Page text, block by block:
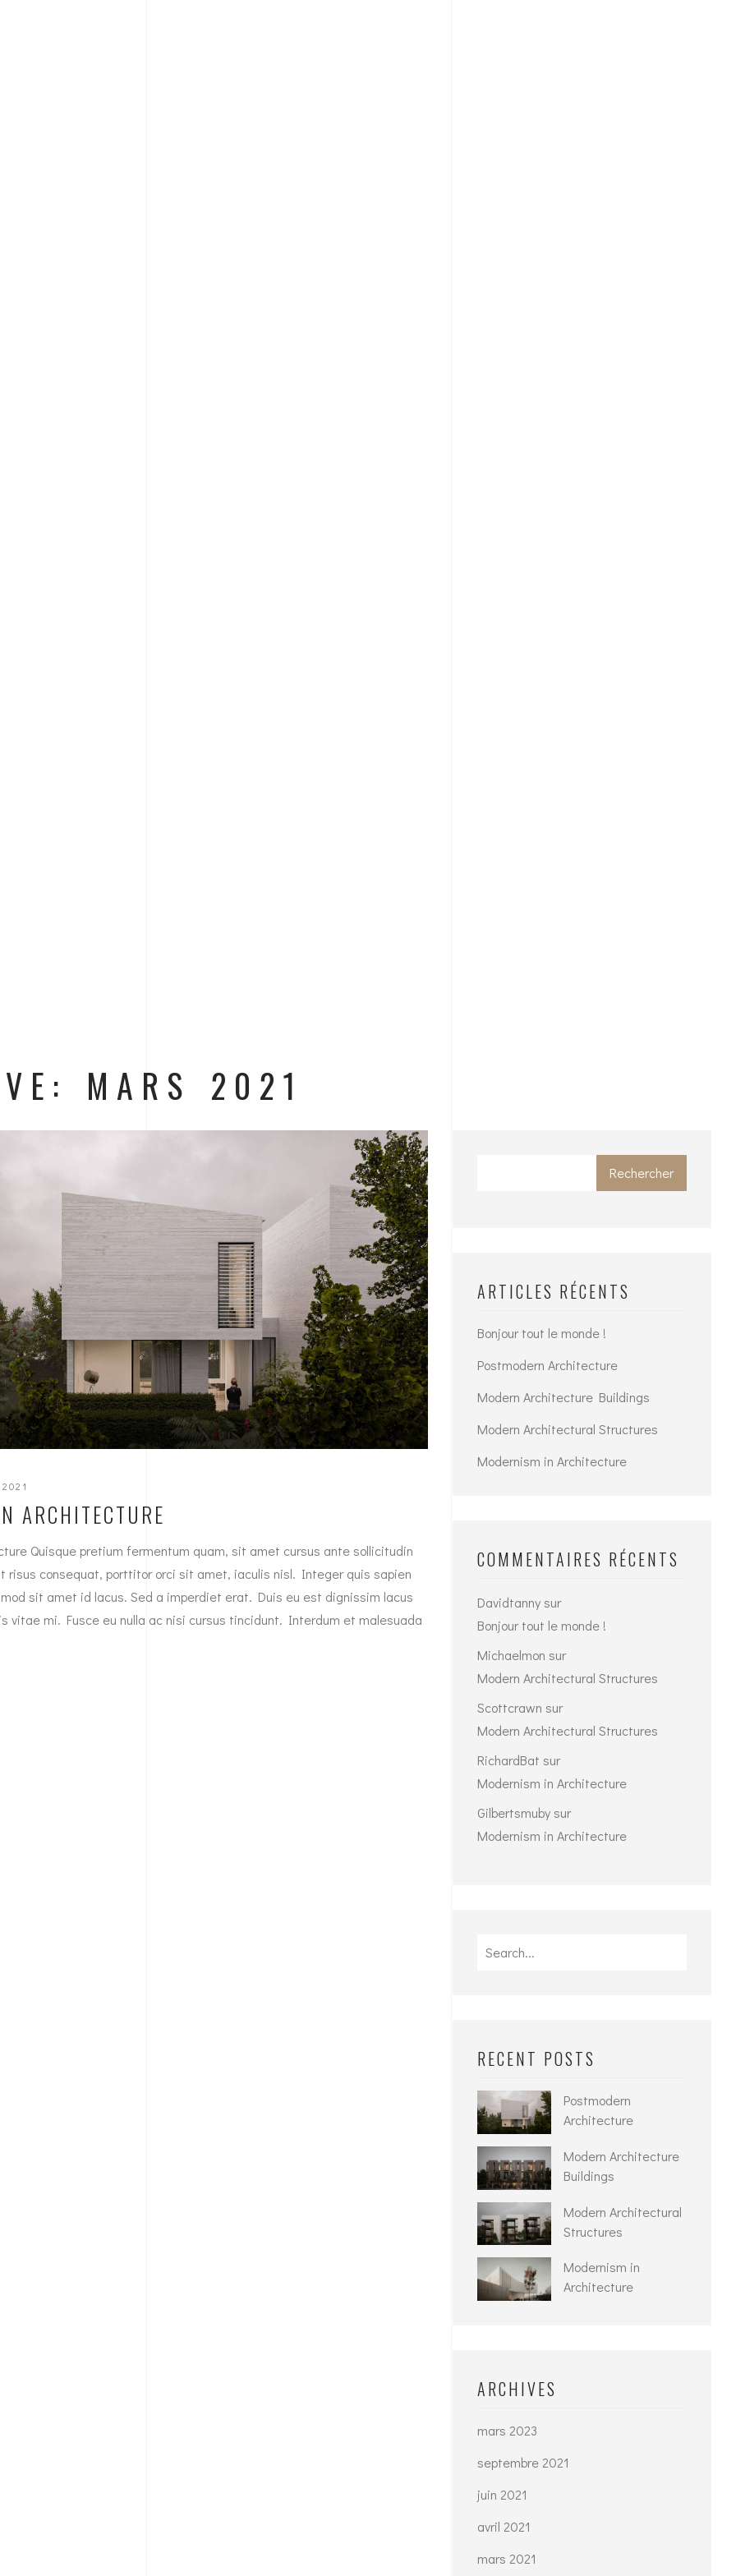
MARS 2021
ARCHITECTURE
Quisque pretium fermentum quam, sit amet cursus ante sollicitudin
risus consequat, porttitor orci sit amet, iaculis nisl. Integer quis sapien
sit amet id lacus. Sed a imperdiet erat. Duis eu est dignissim lacus
vitae mi. Fusce eu nulla ac nisi cursus tincidunt. Interdum et malesuada
Rechercher
ARTICLES RÉCENTS
Bonjour tout le monde !
Postmodern Architecture
Modern Architecture Buildings
Modern Architectural Structures
Modernism in Architecture
COMMENTAIRES RÉCENTS
Davidtannysur
Bonjour tout le monde !
Michaelmon sur
Modern Architectural Structures
Scottcrawn sur
Modern Architectural Structures
RichardBat sur
Modernism in Architecture
Gilbertsmubysur
Modernism in Architecture
Search
RECENT POSTS
Postmodern
Architecture
Modern Architecture
Buildings
Modern Architectural
Structures
Modernism in
Architecture
ARCHIVES
mars 2023
septembre 2021
juin 2021
avril 2021
mars 2021